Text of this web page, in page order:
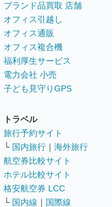
ブランド品買取 店舗
オフィス引越し
オフィス通販
オフィス複合機
福利厚生サービス
電力会社 小売
子ども見守りGPS
トラベル
旅行予約サイト
└ 国内旅行 ｜ 海外旅行
航空券比較サイト
ホテル比較サイト
格安航空券 LCC
└ 国内線 ｜ 国際線